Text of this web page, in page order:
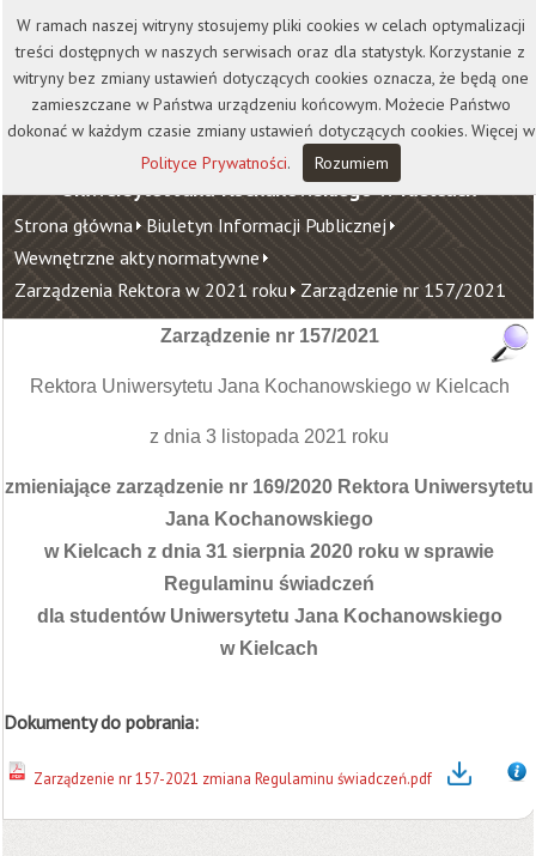
Kontakt Biblioteka
Wydawnictwo
Wirtualna Uczelnia
Uniwersytet Jana Kochanowskiego w Kielcach
Strona główna Biuletyn Informacji Publicznej
Wewnętrzne akty normatywne
Zarządzenia Rektora w 2021 roku Zarządzenie nr 157/2021
Zarządzenie nr 157/2021
Rektora Uniwersytetu Jana Kochanowskiego w Kielcach
z dnia 3 listopada 2021 roku
zmieniające zarządzenie nr 169/2020 Rektora Uniwersytetu
Jana Kochanowskiego
w Kielcach z dnia 31 sierpnia 2020 roku w sprawie
Regulaminu świadczeń
dla studentów Uniwersytetu Jana Kochanowskiego
w Kielcach
Dokumenty do pobrania:
Zarządzenie nr 157-2021 zmiana Regulaminu świadczeń.pdf
W ramach naszej witryny stosujemy pliki cookies w celach optymalizacji
treści dostępnych w naszych serwisach oraz dla statystyk. Korzystanie z
witryny bez zmiany ustawień dotyczących cookies oznacza, że będą one
zamieszczane w Państwa urządzeniu końcowym. Możecie Państwo
dokonać w każdym czasie zmiany ustawień dotyczących cookies. Więcej w
Polityce Prywatności. Rozumiem